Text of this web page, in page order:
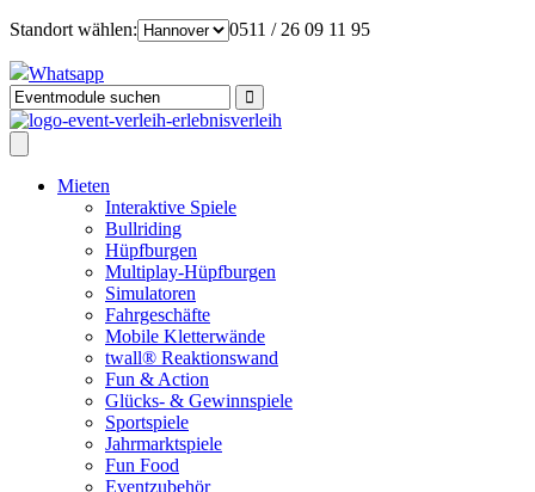
Standort wählen: 0511 / 26 09 11 95
Whatsapp
Mieten
Interaktive Spiele
Bullriding
Hüpfburgen
Multiplay-Hüpfburgen
Simulatoren
Fahrgeschäfte
Mobile Kletterwände
twall® Reaktionswand
Fun & Action
Glücks- & Gewinnspiele
Sportspiele
Jahrmarktspiele
Fun Food
Eventzubehör